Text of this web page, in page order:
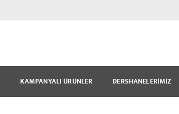
KAMPANYALI ÜRÜNLER DERSHANELERIMIZ